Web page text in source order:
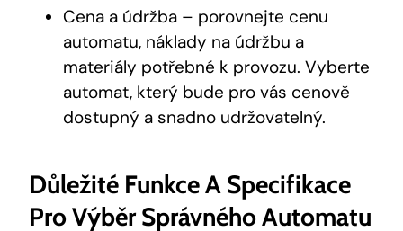
Cena a údržba – porovnejte cenu
automatu, náklady na údržbu a
materiály potřebné k provozu. Vyberte
automat, který bude pro vás cenově
dostupný a snadno udržovatelný.
Důležité Funkce A Specifikace
Pro Výběr Správného Automatu